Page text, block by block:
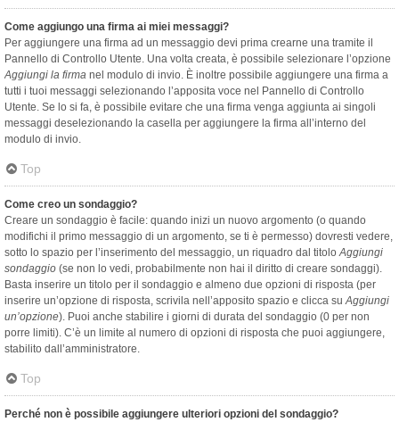
Come aggiungo una firma ai miei messaggi?
Per aggiungere una firma ad un messaggio devi prima crearne una tramite il
Pannello di Controllo Utente. Una volta creata, è possibile selezionare l’opzione
Aggiungi la firma nel modulo di invio. È inoltre possibile aggiungere una firma a
tutti i tuoi messaggi selezionando l’apposita voce nel Pannello di Controllo
Utente. Se lo si fa, è possibile evitare che una firma venga aggiunta ai singoli
messaggi deselezionando la casella per aggiungere la firma all’interno del
modulo di invio.
Top
Come creo un sondaggio?
Creare un sondaggio è facile: quando inizi un nuovo argomento (o quando
modifichi il primo messaggio di un argomento, se ti è permesso) dovresti vedere,
sotto lo spazio per l’inserimento del messaggio, un riquadro dal titoloAggiungi
sondaggio (se non lo vedi, probabilmente non hai il diritto di creare sondaggi).
Basta inserire un titolo per il sondaggio e almeno due opzioni di risposta (per
inserire un’opzione di risposta, scrivila nell’apposito spazio e clicca suAggiungi
un’opzione). Puoi anche stabilire i giorni di durata del sondaggio (0 per non
porre limiti). C’è un limite al numero di opzioni di risposta che puoi aggiungere,
stabilito dall’amministratore.
Top
Perché non è possibile aggiungere ulteriori opzioni del sondaggio?